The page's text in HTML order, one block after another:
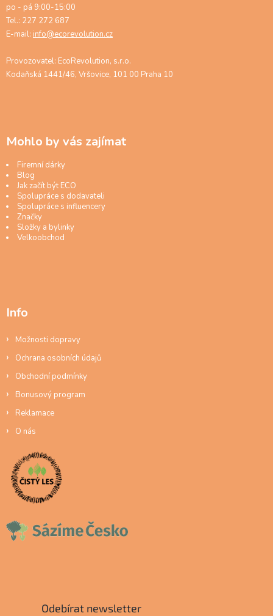
po - pá 9:00-15:00
Tel.: 227 272 687
E-mail: info@ecorevolution.cz
Provozovatel: EcoRevolution, s.r.o.
Kodaňská 1441/46, Vršovice, 101 00 Praha 10
Mohlo by vás zajímat
Firemní dárky
Blog
Jak začít být ECO
Spolupráce s dodavateli
Spolupráce s influencery
Značky
Složky a bylinky
Velkoobchod
Info
Možnosti dopravy
Ochrana osobních údajů
Obchodní podmínky
Bonusový program
Reklamace
O nás
Odebírat newsletter